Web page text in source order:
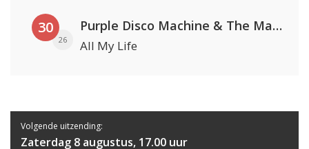
30
26
Purple Disco Machine & The Magician
All My Life
Volgende uitzending:
Zaterdag 8 augustus, 17.00 uur